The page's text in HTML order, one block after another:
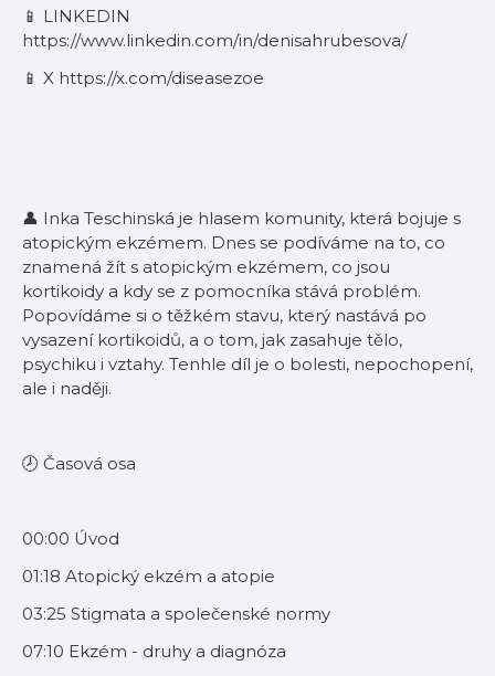
⁠📱 LINKEDIN
https://www.linkedin.com/in/denisahrubesova/
⁠📱 X https://x.com/diseasezoe
👤 Inka Teschinská je hlasem komunity, která bojuje s
atopickým ekzémem. Dnes se podíváme na to, co
znamená žít s atopickým ekzémem, co jsou
kortikoidy a kdy se z pomocníka stává problém.
Popovídáme si o těžkém stavu, který nastává po
vysazení kortikoidů, a o tom, jak zasahuje tělo,
psychiku i vztahy. Tenhle díl je o bolesti, nepochopení,
ale i naději.
🕗 Časová osa
00:00 Úvod
01:18 Atopický ekzém a atopie
03:25 Stigmata a společenské normy
07:10 Ekzém - druhy a diagnóza